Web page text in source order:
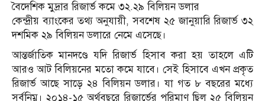
বৈদেশিক মুদ্রার রিজার্ভ কমে ৩২.২৯ বিলিয়ন ডলার
কেন্দ্রীয় ব্যাংকের তথ্য অনুযায়ী, সবশেষ ২৫ জানুয়ারি রিজার্ভ ৩২
দশমিক ২৯ বিলিয়ন ডলারে নেমে এসেছে।
আন্তর্জাতিক মানদণ্ডে যদি রিজার্ভ হিসাব করা হয় তাহলে এটি
আরও আট বিলিয়নের মতো কমে যাবে। সেই হিসাবে এখন প্রকৃত
রিজার্ভ আছে সাড়ে ২৪ বিলিয়ন ডলার। যা গত ৮ বছরের মধ্যে
সর্বনিম্ন। ২০১৪-১৫ অর্থবছরে রিজার্ভের পরিমাণ ছিল ২৫ বিলিয়ন